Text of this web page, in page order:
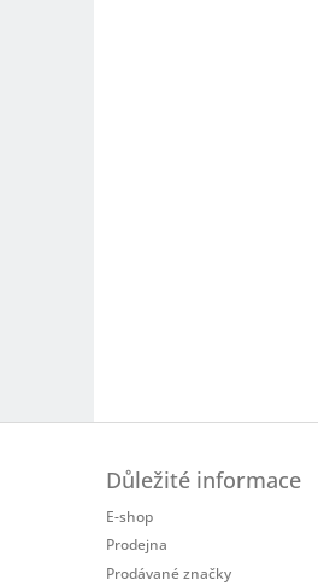
Důležité informace
E-shop
Prodejna
Prodávané značky